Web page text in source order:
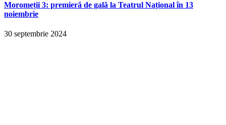
Moromeții 3: premieră de gală la Teatrul Național în 13
noiembrie
30 septembrie 2024